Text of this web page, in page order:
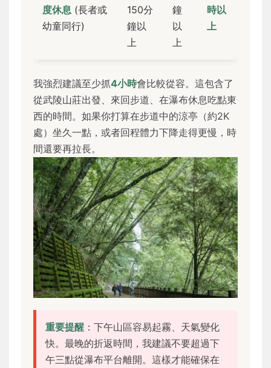
度休息 (長者或
幼童同行)
150分
鐘以
上
鐘
以
上
時以
上
我強烈建議至少抓4小時會比較從容。這包含了
從武陵山莊出發、來回步道、在瀑布休息吃點東
西的時間。如果你打算在步道中的涼亭（約2K
處）坐久一點，或者回程體力下降走得更慢，時
間還要再拉長。
重要提醒 ：下午山區容易起霧、天氣變化
快。最晚的折返時間，我建議不要超過下
午三點從瀑布平台離開。這樣才能確保在